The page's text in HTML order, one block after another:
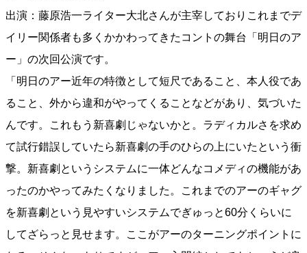
出演：藤原浩一ライター大北さんが主宰しておりこれまでデ
イリー関係者も多くかかわってきたコントの舞台「明日のア
ー」の次回公演です。
「明日のアー近年の特徴として短尺であること、本人役であ
ること、外から違和がやってくることなどがあり、気づいた
んです。これもう新喜劇じゃないかと。ラディカルさを求め
て試行錯誤していたら新喜劇の手のひらの上にいたという衝
撃。新喜劇というシステムに一体どんなコメディの機能があ
ったのかやってみたくなりました。これまでのアーのギャグ
を新喜劇という見やすいシステムでぎゅっと60分くらいに
してざらっと見せます。ここがアーのターニングポイントに